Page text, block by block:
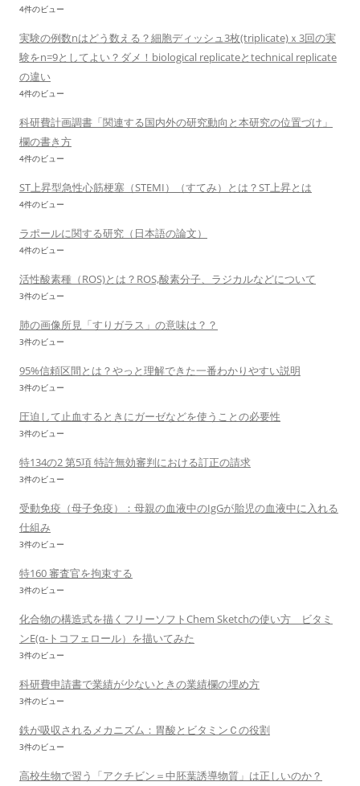
4件のビュー
実験の例数nはどう数える？細胞ディッシュ3枚(triplicate)ｘ3回の実
験をn=9としてよい？ダメ！biological replicateとtechnical replicate
の違い
4件のビュー
科研費計画調書「関連する国内外の研究動向と本研究の位置づけ」
欄の書き方
4件のビュー
ST上昇型急性心筋梗塞（STEMI）（すてみ）とは？ST上昇とは
4件のビュー
ラポールに関する研究（日本語の論文）
4件のビュー
活性酸素種（ROS)とは？ROS,酸素分子、ラジカルなどについて
3件のビュー
肺の画像所見「すりガラス」の意味は？？
3件のビュー
95%信頼区間とは？やっと理解できた一番わかりやすい説明
3件のビュー
圧迫して止血するときにガーゼなどを使うことの必要性
3件のビュー
特134の2 第5項 特許無効審判における訂正の請求
3件のビュー
受動免疫（母子免疫）：母親の血液中のIgGが胎児の血液中に入れる
仕組み
3件のビュー
特160 審査官を拘束する
3件のビュー
化合物の構造式を描くフリーソフトChem Sketchの使い方 ビタミ
ンE(α-トコフェロール）を描いてみた
3件のビュー
科研費申請書で業績が少ないときの業績欄の埋め方
3件のビュー
鉄が吸収されるメカニズム：胃酸とビタミンＣの役割
3件のビュー
高校生物で習う「アクチビン＝中胚葉誘導物質」は正しいのか？